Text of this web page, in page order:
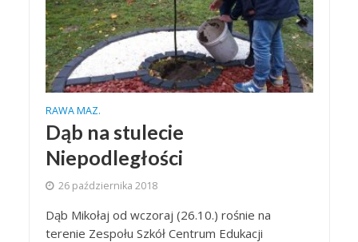
RAWA MAZ.
Dąb na stulecie
Niepodległości
26 października 2018
Dąb Mikołaj od wczoraj (26.10.) rośnie na
terenie Zespołu Szkół Centrum Edukacji